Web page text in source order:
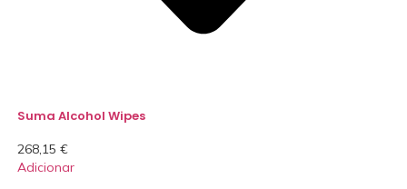
Suma Alcohol Wipes
268,15 €
Adicionar